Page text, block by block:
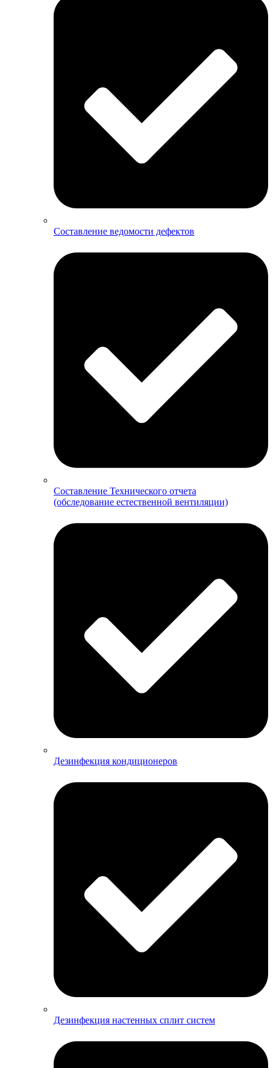
Составление ведомости дефектов
Составление Технического отчета
(обследование естественной вентиляции)
Дезинфекция кондиционеров
Дезинфекция настенных сплит систем